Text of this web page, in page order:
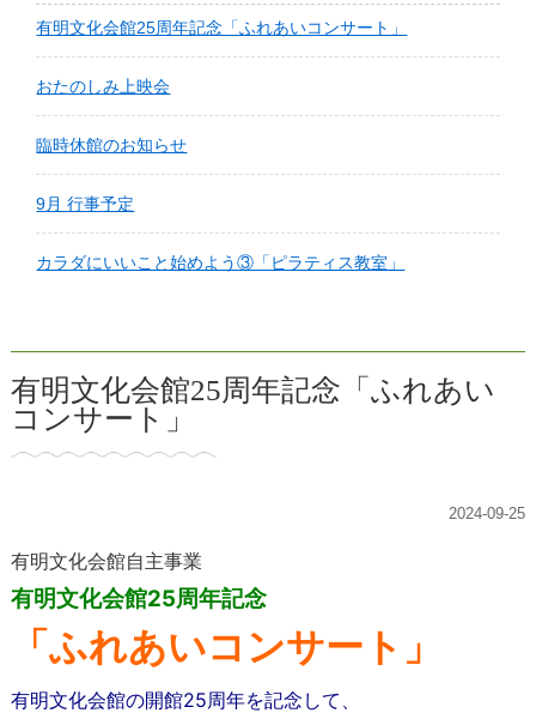
有明文化会館25周年記念「ふれあいコンサート」
おたのしみ上映会
臨時休館のお知らせ
9月 行事予定
カラダにいいこと始めよう③「ピラティス教室」
有明文化会館25周年記念「ふれあい
コンサート」
2024-09-25
有明文化会館自主事業
有明文化会館25周年記念
「ふれあいコンサート」
有明文化会館の開館25周年を記念して、